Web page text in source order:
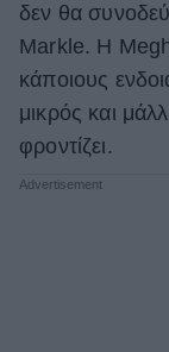
Women's
Hautes
δεν θα
Markle. Η
κάποιους
μικρός και
φροντίζει.